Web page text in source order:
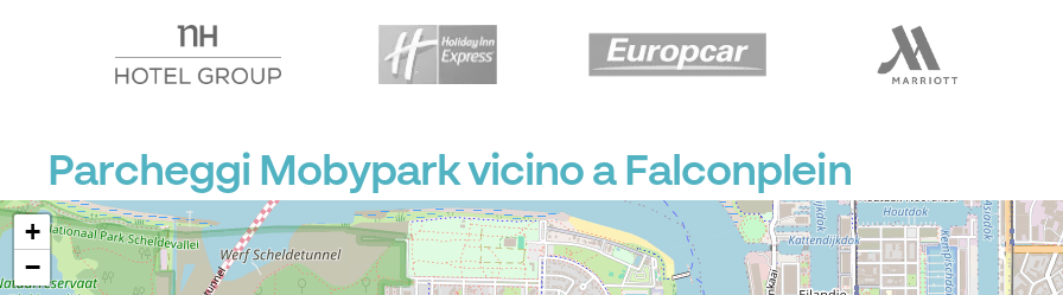
Parcheggi Mobypark vicino a Falconplein
+
−